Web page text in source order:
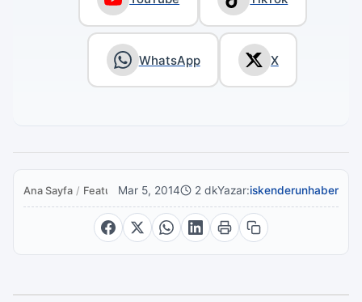
WhatsApp X
Ana Sayfa / FeaturedMar 5, 2014 2 dkYazar:iskenderunhaber